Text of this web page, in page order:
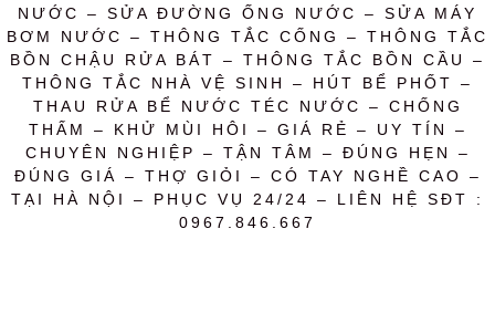
NƯỚC – SỬA ĐƯỜNG ỐNG NƯỚC – SỬA MÁY
BƠM NƯỚC – THÔNG TẮC CỐNG – THÔNG TẮC
BỒN CHẬU RỬA BÁT – THÔNG TẮC BỒN CẦU –
THÔNG TẮC NHÀ VỆ SINH – HÚT BỂ PHỐT –
THAU RỬA BỂ NƯỚC TÉC NƯỚC – CHỐNG
THẤM – KHỬ MÙI HÔI – GIÁ RẺ – UY TÍN –
CHUYÊN NGHIỆP – TẬN TÂM – ĐÚNG HẸN –
ĐÚNG GIÁ – THỢ GIỎI – CÓ TAY NGHỀ CAO –
TẠI HÀ NỘI – PHỤC VỤ 24/24 – LIÊN HỆ SĐT :
0967.846.667